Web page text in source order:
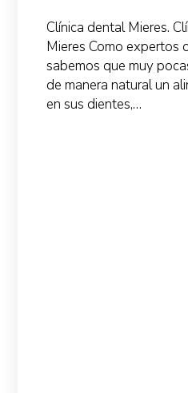
Clínica dental Mieres.
Mieres Como expertos
sabemos que muy
de manera natural un
en sus dientes,…